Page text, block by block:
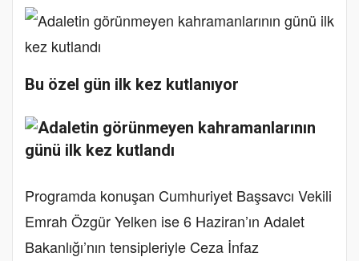
Bu özel gün ilk kez kutlanıyor
Programda konuşan Cumhuriyet Başsavcı Vekili
Emrah Özgür Yelken ise 6 Haziran’ın Adalet
Bakanlığı’nın tensipleriyle Ceza İnfaz